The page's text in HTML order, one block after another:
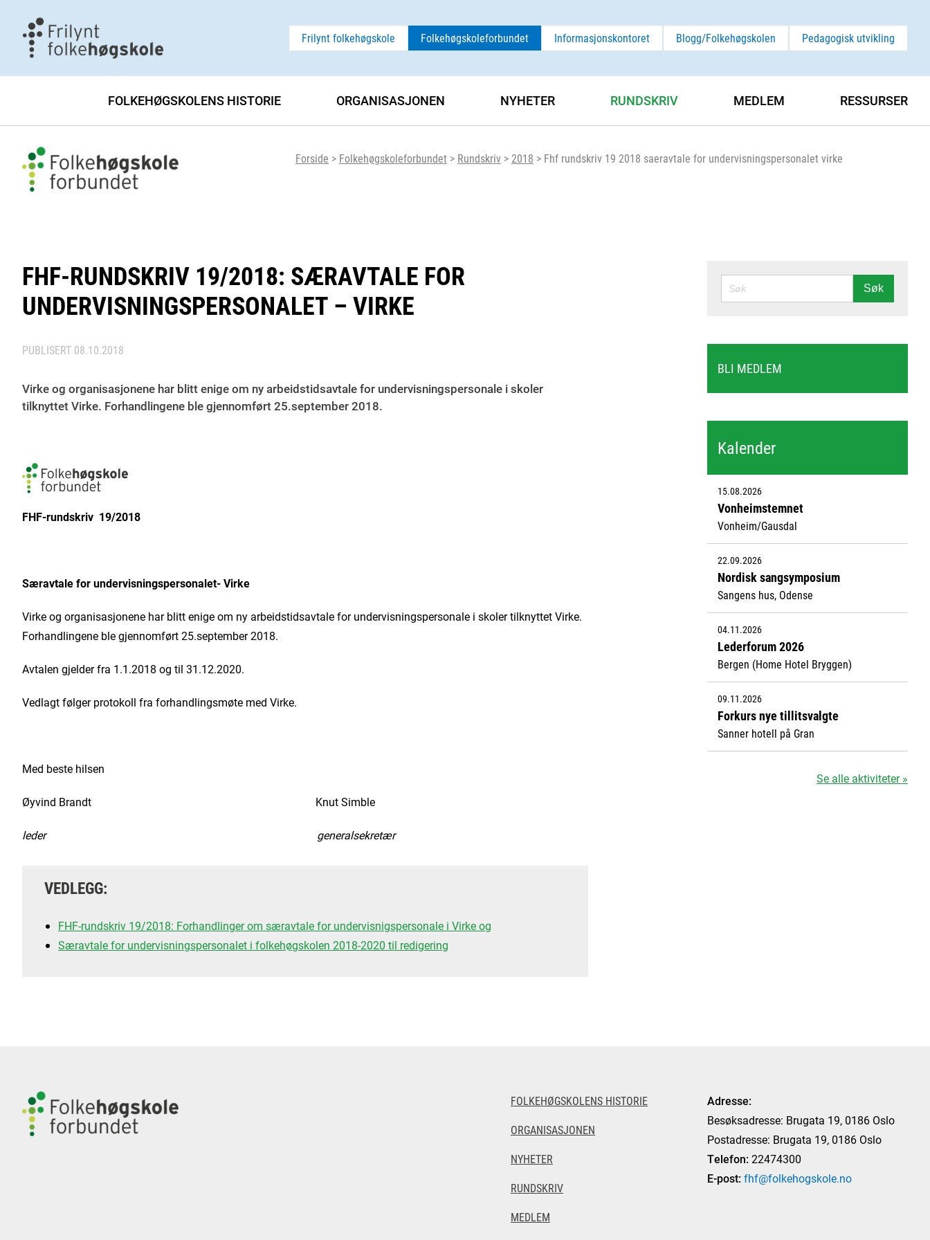
Frilynt folkehøgskole Folkehøgskoleforbundet Informasjonskontoret Blogg/Folkehøgskolen Pedagogisk utvikling
Forside > Folkehøgskoleforbundet > Rundskriv > 2018 > Fhf rundskriv 19 2018 saeravtale for undervisningspersonalet virke
FOLKEHØGSKOLENS HISTORIE ORGANISASJONEN NYHETER RUNDSKRIV MEDLEM RESSURSER
FHF-RUNDSKRIV 19/2018: SÆRAVTALE FOR
UNDERVISNINGSPERSONALET – VIRKE
PUBLISERT 08.10.2018
Virke og organisasjonene har blitt enige om ny arbeidstidsavtale for undervisningspersonale i skoler
tilknyttet Virke. Forhandlingene ble gjennomført 25.september 2018.
FHF-rundskriv 19/2018
Særavtale for undervisningspersonalet- Virke
Virke og organisasjonene har blitt enige om ny arbeidstidsavtale for undervisningspersonale i skoler tilknyttet Virke.
Forhandlingene ble gjennomført 25.september 2018.
Avtalen gjelder fra 1.1.2018 og til 31.12.2020.
Vedlagt følger protokoll fra forhandlingsmøte med Virke.
Med beste hilsen
Øyvind Brandt Knut Simble
leder generalsekretær
VEDLEGG:
FHF-rundskriv 19/2018: Forhandlinger om særavtale for undervisnigspersonale i Virke og
Særavtale for undervisningspersonalet i folkehøgskolen 2018-2020 til redigering
SØK Søk
BLI MEDLEM
Kalender
15.08.2026
Vonheimstemnet
Vonheim/Gausdal
22.09.2026
Nordisk sangsymposium
Sangens hus, Odense
04.11.2026
Lederforum 2026
Bergen (Home Hotel Bryggen)
09.11.2026
Forkurs nye tillitsvalgte
Sanner hotell på Gran
Se alle aktiviteter »
FOLKEHØGSKOLENS HISTORIE
ORGANISASJONEN
NYHETER
RUNDSKRIV
MEDLEM
Adresse:
Besøksadresse: Brugata 19, 0186 Oslo
Postadresse: Brugata 19, 0186 Oslo
Telefon: 22474300
E-post: fhf@folkehogskole.no